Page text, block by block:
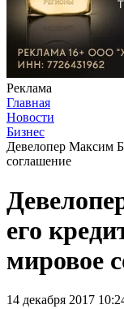
Реклама
Главная
Новости
Бизнес
Девелопер Максим
соглашение
его
мировое
14 декабря 2017